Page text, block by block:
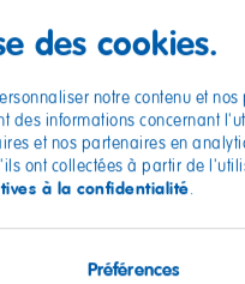
des cookies.
notre contenu et
des informations concernant
et nos partenaires en
ont collectées à partir de
à la confidentialité.
Préférences
priorité
Nous mettons
permettre de
d'une qualité